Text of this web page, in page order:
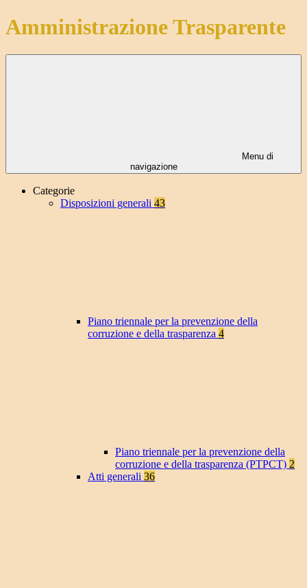
Amministrazione Trasparente
Menu di
navigazione
Categorie
Disposizioni generali 43
Piano triennale per la prevenzione della
corruzione e della trasparenza 4
Piano triennale per la prevenzione della
corruzione e della trasparenza (PTPCT) 2
Atti generali 36